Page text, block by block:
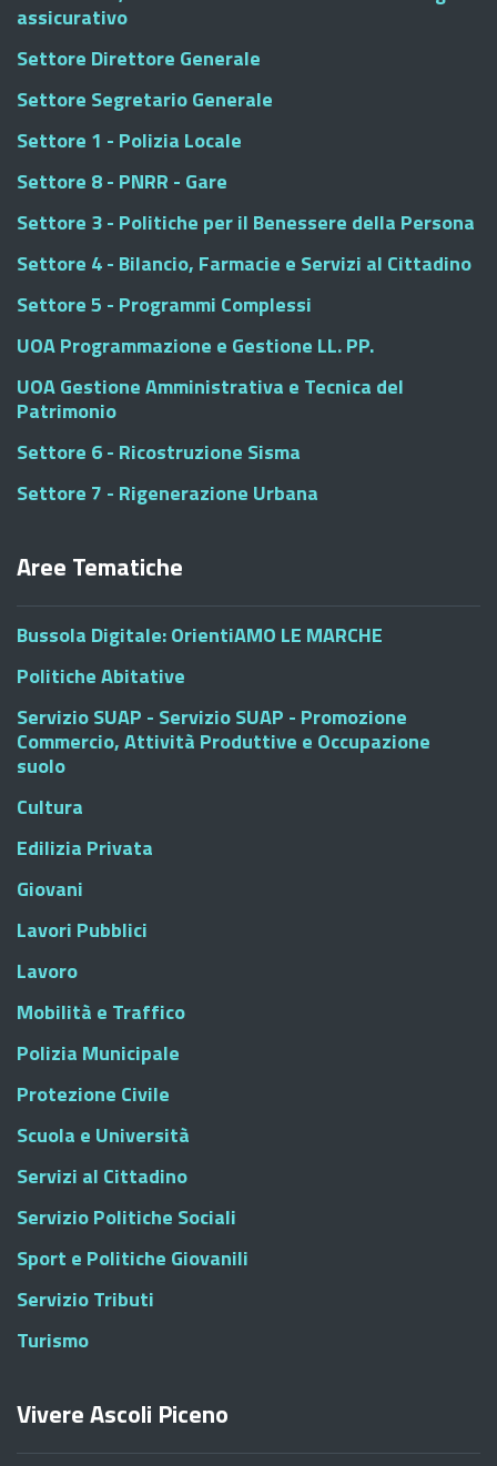
assicurativo
Settore Direttore Generale
Settore Segretario Generale
Settore 1 - Polizia Locale
Settore 8 - PNRR - Gare
Settore 3 - Politiche per il Benessere della Persona
Settore 4 - Bilancio, Farmacie e Servizi al Cittadino
Settore 5 - Programmi Complessi
UOA Programmazione e Gestione LL. PP.
UOA Gestione Amministrativa e Tecnica del
Patrimonio
Settore 6 - Ricostruzione Sisma
Settore 7 - Rigenerazione Urbana
Aree Tematiche
Bussola Digitale: OrientiAMO LE MARCHE
Politiche Abitative
Servizio SUAP - Servizio SUAP - Promozione
Commercio, Attività Produttive e Occupazione
suolo
Cultura
Edilizia Privata
Giovani
Lavori Pubblici
Lavoro
Mobilità e Traffico
Polizia Municipale
Protezione Civile
Scuola e Università
Servizi al Cittadino
Servizio Politiche Sociali
Sport e Politiche Giovanili
Servizio Tributi
Turismo
Vivere Ascoli Piceno